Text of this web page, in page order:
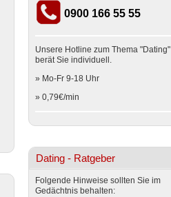
0900 166 55 55
Unsere Hotline zum Thema "Dating"
berät Sie individuell.
» Mo-Fr 9-18 Uhr
» 0,79€/min
Dating - Ratgeber
Folgende Hinweise sollten Sie im
Gedächtnis behalten: